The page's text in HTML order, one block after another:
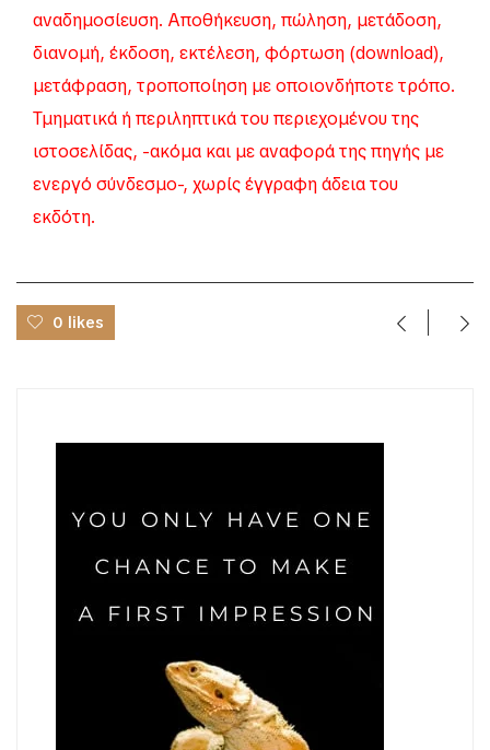
αναδημοσίευση. Αποθήκευση, πώληση, μετάδοση,
διανομή, έκδοση, εκτέλεση, φόρτωση (download),
μετάφραση, τροποποίηση με οποιονδήποτε τρόπο.
Τμηματικά ή περιληπτικά του περιεχομένου της
ιστοσελίδας, -ακόμα και με αναφορά της πηγής με
ενεργό σύνδεσμο-, χωρίς έγγραφη άδεια του
εκδότη.
0 likes